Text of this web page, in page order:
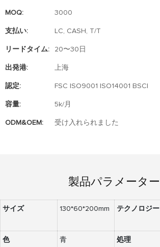
MOQ: 3000
支払い: LC, CASH, T/T
リードタイム: 20〜30日
出発港: 上海
認定: FSC ISO9001 ISO14001 BSCI
容量: 5k/月
ODM&OEM: 受け入れられました
製品パラメーター
サイズ 130*60*200mm テクノロジー
色 青 処理